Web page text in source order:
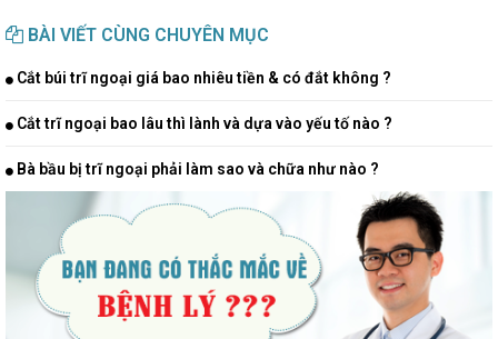
BÀI VIẾT CÙNG CHUYÊN MỤC
Cắt búi trĩ ngoại giá bao nhiêu tiền & có đắt không ?
Cắt trĩ ngoại bao lâu thì lành và dựa vào yếu tố nào ?
Bà bầu bị trĩ ngoại phải làm sao và chữa như nào ?